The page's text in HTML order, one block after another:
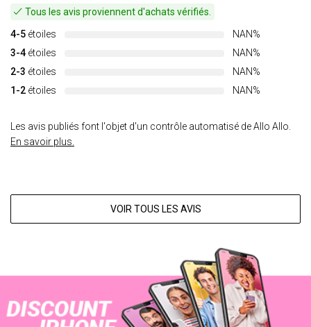
Tous les avis proviennent d'achats vérifiés.
4-5 étoiles
NAN%
3-4 étoiles
NAN%
2-3 étoiles
NAN%
1-2 étoiles NAN%
Les avis publiés font l'objet d'un contrôle automatisé de Allo Allo.
En savoir plus.
VOIR TOUS LES AVIS